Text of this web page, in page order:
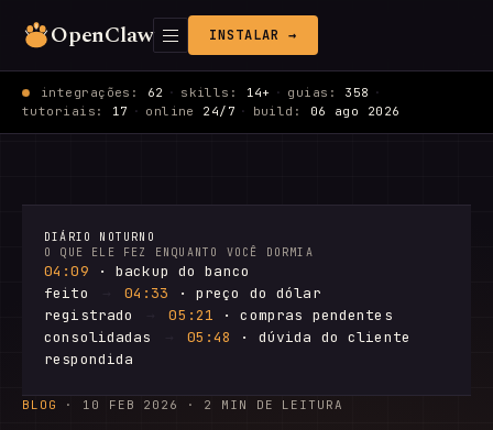
OpenClaw INSTALAR →
integrações: 62 · skills: 14+ · guias: 358 ·
tutoriais: 17 · online 24/7 · build: 06 ago 2026
DIÁRIO NOTURNO
O QUE ELE FEZ ENQUANTO VOCÊ DORMIA
04:09 · backup do banco
feito
04:33 · preço do dólar
registrado
05:21 · compras pendentes
consolidadas
05:48
· dúvida do cliente
respondida
BLOG · 10 FEB 2026 · 2 MIN DE LEITURA